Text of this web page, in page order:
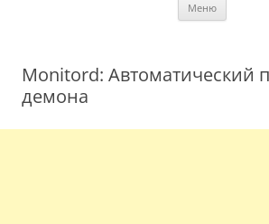
Меню
Monitord: Автоматический
демона